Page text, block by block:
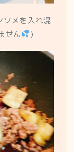
メを入れ混
せん
)